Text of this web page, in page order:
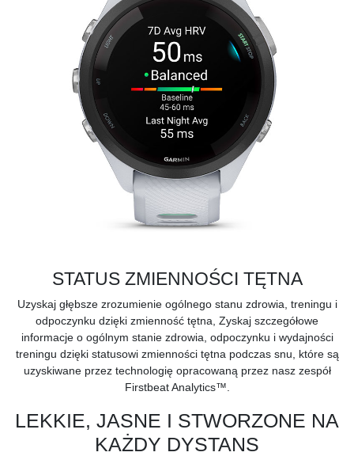
STATUS ZMIENNOŚCI TĘTNA
Uzyskaj głębsze zrozumienie ogólnego stanu zdrowia, treningu i
odpoczynku dzięki zmienność tętna, Zyskaj szczegółowe
informacje o ogólnym stanie zdrowia, odpoczynku i wydajności
treningu dzięki statusowi zmienności tętna podczas snu, które są
uzyskiwane przez technologię opracowaną przez nasz zespół
Firstbeat Analytics™.
LEKKIE, JASNE I STWORZONE NA
KAŻDY DYSTANS